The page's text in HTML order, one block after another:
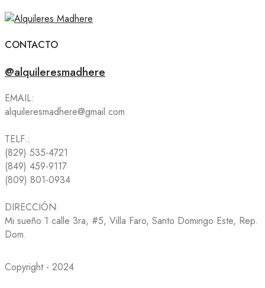
CONTACTO
@alquileresmadhere
EMAIL:
alquileresmadhere@gmail.com
TELF.:
(829) 535-4721
(849) 459-9117
(809) 801-0934
DIRECCIÓN:
Mi sueño 1 calle 3ra, #5, Villa Faro, Santo Domingo Este, Rep.
Dom.
Copyright - 2024